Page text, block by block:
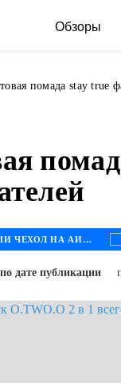
Обзоры
помада stay true
ДЕРЕВЯННЫЙ ЧЕХОЛ НА АЙФОН
по дате публикации